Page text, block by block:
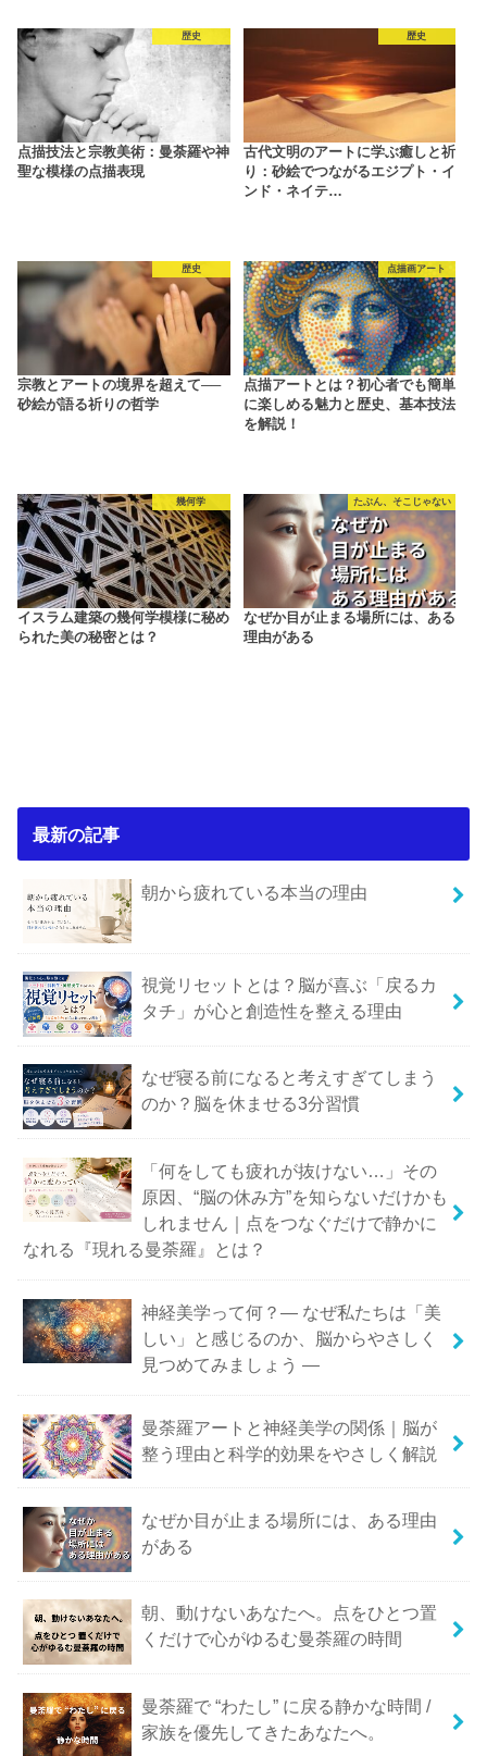
歴史
点描技法と宗教美術：曼荼羅や神
聖な模様の点描表現
歴史
古代文明のアートに学ぶ癒しと祈
り：砂絵でつながるエジプト・イ
ンド・ネイテ…
歴史
宗教とアートの境界を超えて──
砂絵が語る祈りの哲学
点描画アート
点描アートとは？初心者でも簡単
に楽しめる魅力と歴史、基本技法
を解説！
幾何学
イスラム建築の幾何学模様に秘め
られた美の秘密とは？
たぶん、そこじゃない
なぜか目が止まる場所には、ある
理由がある
最新の記事
朝から疲れている本当の理由
視覚リセットとは？脳が喜ぶ「戻るカ
タチ」が心と創造性を整える理由
なぜ寝る前になると考えすぎてしまう
のか？脳を休ませる3分習慣
「何をしても疲れが抜けない…」その
原因、“脳の休み方”を知らないだけかも
しれません｜点をつなぐだけで静かに
なれる『現れる曼荼羅』とは？
神経美学って何？― なぜ私たちは「美
しい」と感じるのか、脳からやさしく
見つめてみましょう ―
曼荼羅アートと神経美学の関係｜脳が
整う理由と科学的効果をやさしく解説
なぜか目が止まる場所には、ある理由
がある
朝、動けないあなたへ。点をひとつ置
くだけで心がゆるむ曼荼羅の時間
曼荼羅で “わたし” に戻る静かな時間 /
家族を優先してきたあなたへ。